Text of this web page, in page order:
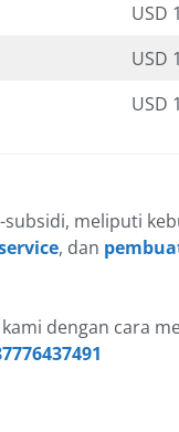
USD
USD
USD
subsidi, meliputi
, dan
dengan cara